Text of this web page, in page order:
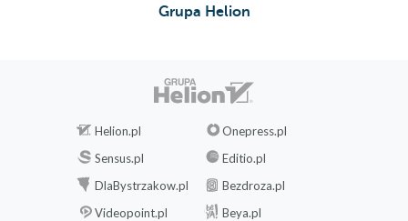
Grupa Helion
Helion.pl
Onepress.pl
Sensus.pl
Editio.pl
DlaBystrzakow.pl
Bezdroza.pl
Videopoint.pl
Beya.pl